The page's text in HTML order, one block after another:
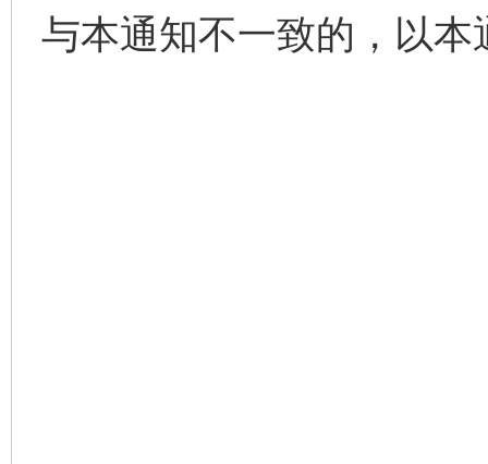
与本通知不一致的，以本